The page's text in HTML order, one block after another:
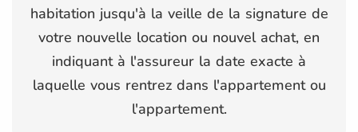
habitation jusqu'à la veille de la signature de
votre nouvelle location ou nouvel achat, en
indiquant à l'assureur la date exacte à
laquelle vous rentrez dans l'appartement ou
l'appartement.